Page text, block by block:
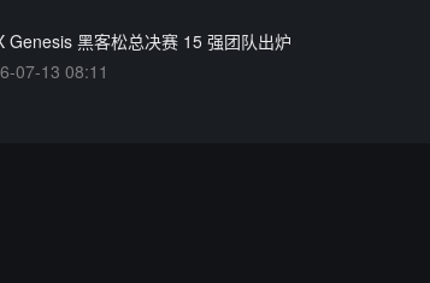
Genesis 黑客松总决赛 15 强团队出炉
07-13 08:11